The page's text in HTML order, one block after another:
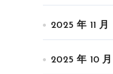
2025 年 11 月
2025 年 10 月